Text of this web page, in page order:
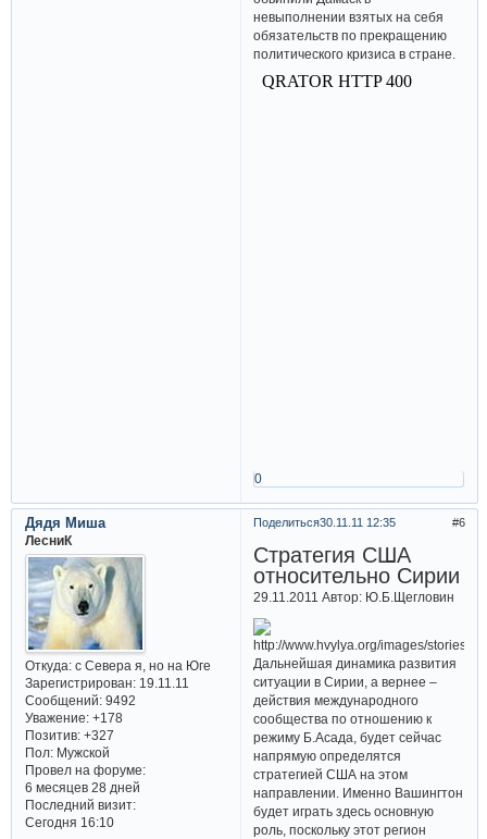
невыполнении взятых на себя
обязательств по прекращению
политического кризиса в стране.
0
Поделиться 6
30.11.11 12:35
Дядя Миша
ЛесниК
Откуда:с Севера я, но на Юге
Зарегистрирован: 19.11.11
Сообщений:9492
Уважение: +178
Позитив: +327
Пол:Мужской
Провел на форуме:
6 месяцев 28 дней
Последний визит:
Сегодня 16:10
Стратегия США
относительно Сирии
29.11.2011 Автор: Ю.Б.Щегловин
Дальнейшая динамика развития
ситуации в Сирии, а вернее –
действия международного
сообщества по отношению к
режиму Б.Асада, будет сейчас
напрямую определятся
стратегией США на этом
направлении. Именно Вашингтон
будет играть здесь основную
роль, поскольку этот регион